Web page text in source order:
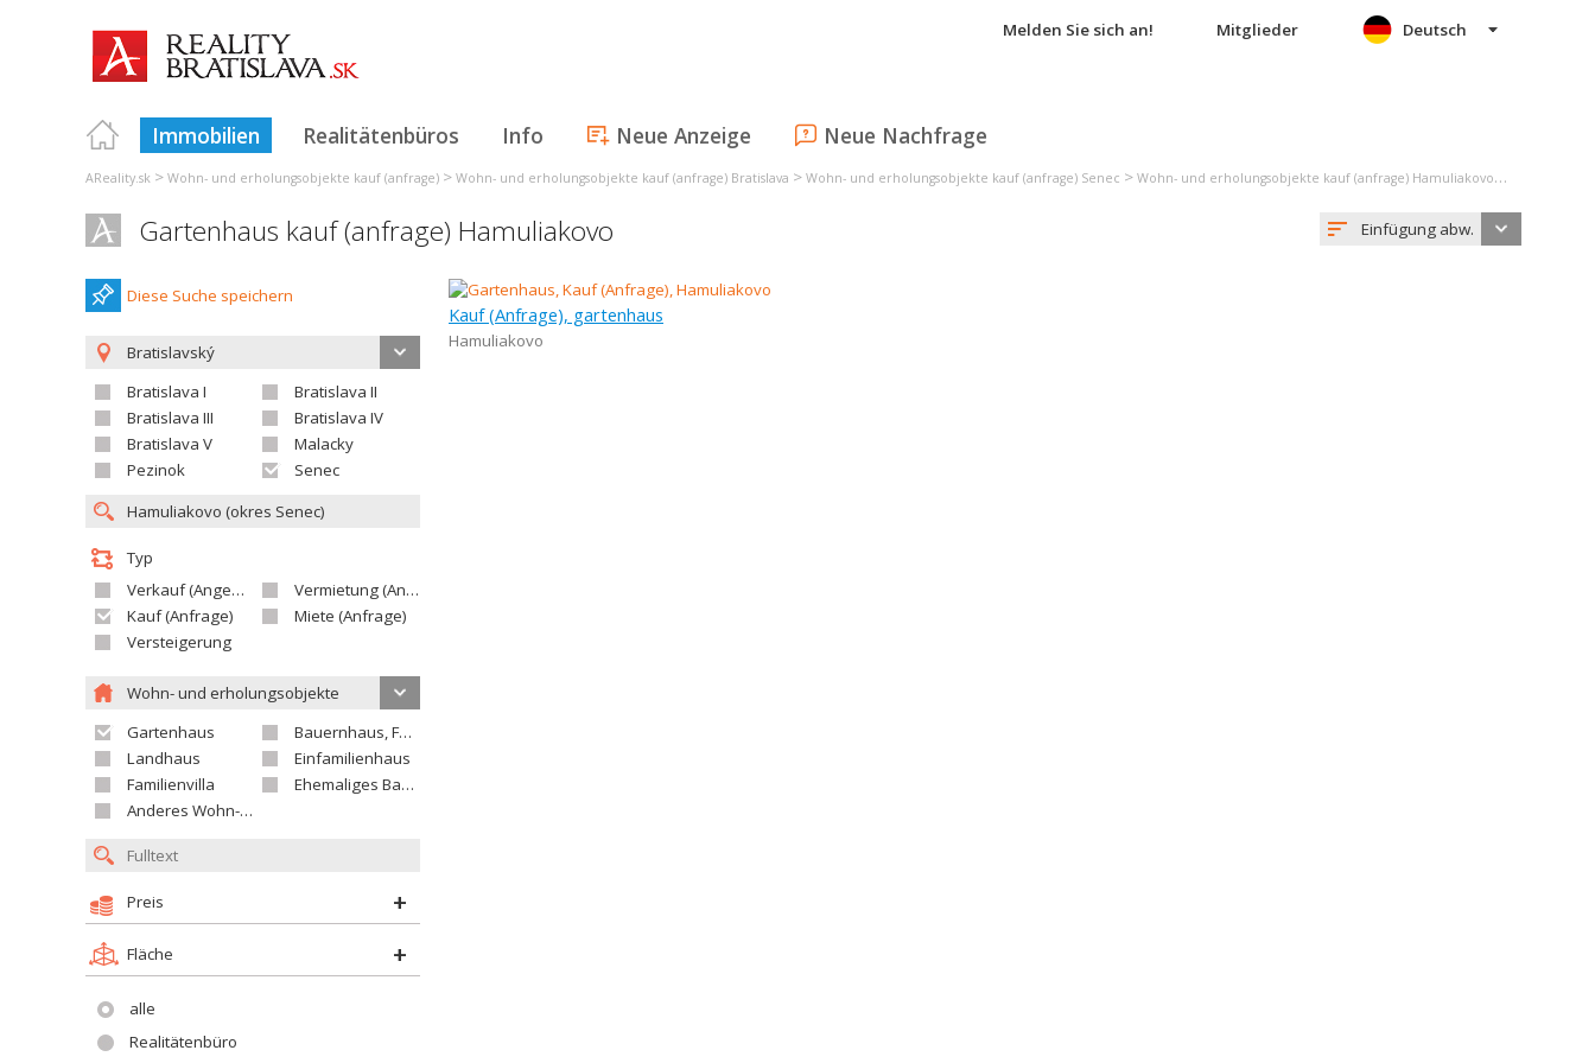
Melden Sie sich an! Mitglieder
Immobilien Realitätenbüros Info Neue Anzeige Neue Nachfrage
Deutsch
AReality.sk > Wohn- und erholungsobjekte kauf (anfrage) > Wohn- und erholungsobjekte kauf (anfrage) Bratislava > Wohn- und erholungsobjekte kauf (anfrage) Senec > Wohn- und erholungsobjekte kauf (anfrage) Hamuliakovo>
Gartenhaus kauf (anfrage) Hamuliakovo Einfügung abw.
Diese Suche speichern
Bratislavský
Bratislava I
Bratislava II
Bratislava III
Bratislava IV
Bratislava V
Malacky
Pezinok
Senec
Typ
Verkauf (Angebot)
Vermietung (Angebot)
Kauf (Anfrage)
Miete (Anfrage)
Versteigerung
Wohn- und erholungsobjekte
Gartenhaus
Bauernhaus, Ferienhaus
Landhaus
Einfamilienhaus
Familienvilla
Ehemaliges Bauerngut
Anderes Wohn- oder Ferienobjekt
Preis
Fläche
alle
Realitätenbüro
Kauf (Anfrage), gartenhaus
Hamuliakovo